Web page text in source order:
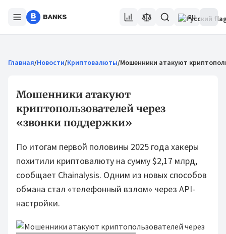
RU
Главная/Новости/Криптовалюты/Мошенники атакуют
Мошенники атакуют
криптопользователей через
«звонки поддержки»
По итогам первой половины 2025 года хакеры
похитили криптовалюту на сумму $2,17 млрд,
сообщает Chainalysis. Одним из новых способов
обмана стал «телефонный взлом» через API-
настройки.